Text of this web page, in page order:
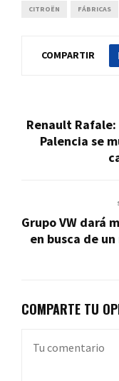
CITROËN FÁBRICAS
COMPARTIR
Renault
Palencia se
Grupo VW dará
en busca de
COMPARTE TU